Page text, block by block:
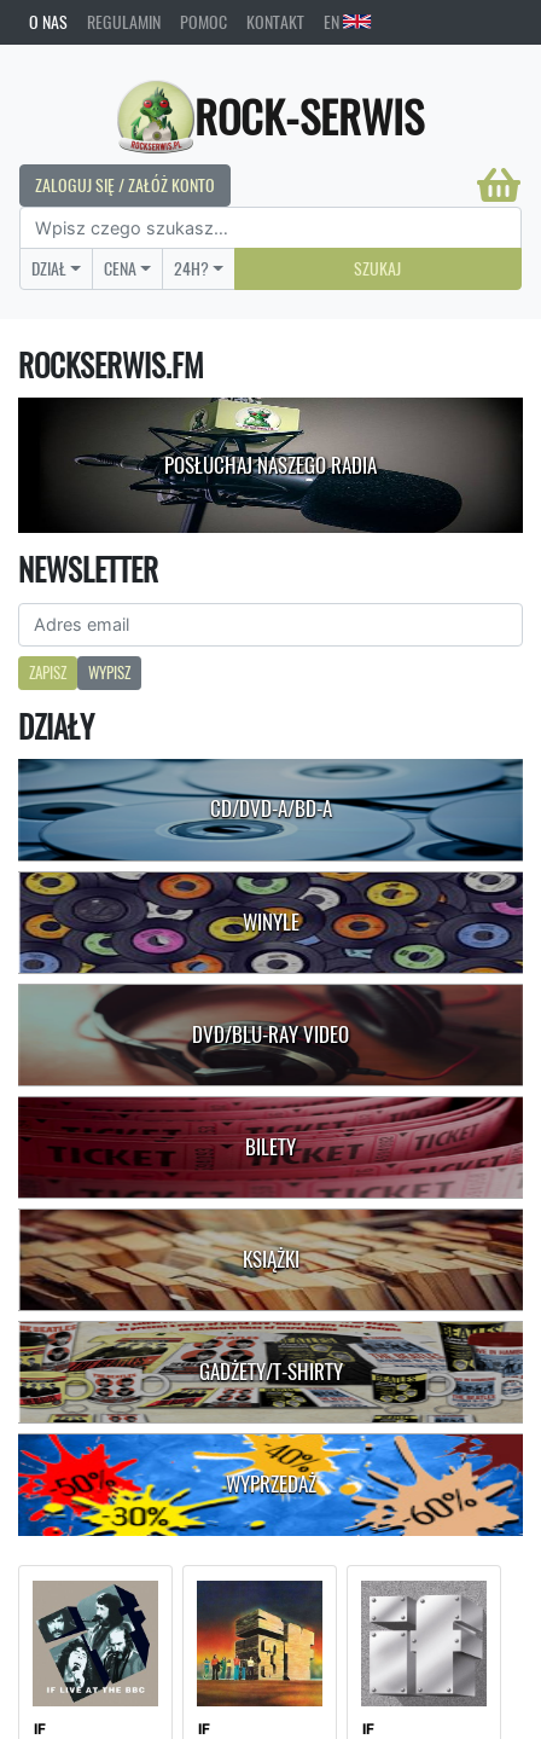
O NAS REGULAMIN POMOC KONTAKT EN
ROCK-SERWIS
ZALOGUJ SIĘ / ZAŁÓŻ KONTO
DZIAŁ CENA 24H? SZUKAJ
ROCKSERWIS.FM
POSŁUCHAJ NASZEGO RADIA
NEWSLETTER
ZAPISZ WYPISZ
DZIAŁY
CD/DVD-A/BD-A
WINYLE
DVD/BLU-RAY VIDEO
BILETY
KSIĄŻKI
GADŻETY/T-SHIRTY
WYPRZEDAŻ
IF
IF
IF